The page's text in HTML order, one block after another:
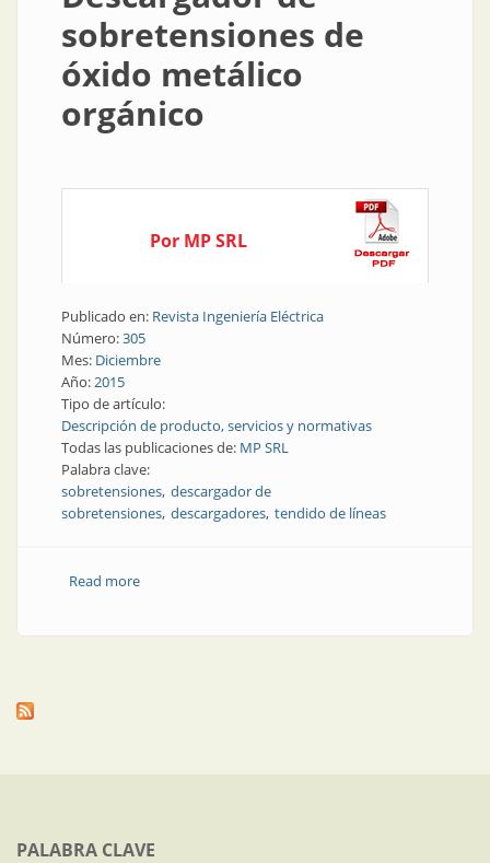
sobretensiones de
óxido metálico
orgánico
Por MP SRL
Publicado en: Revista Ingeniería Eléctrica
Número:305
Mes: Diciembre
Año:2015
Tipo de artículo:
Descripción de producto, servicios y normativas
Todas las publicaciones de: MP SRL
Palabra clave:
sobretensiones descargador de
sobretensiones descargadores tendido de líneas
Read moreabout Tendido de líneas | Descargador de
PALABRA CLAVE